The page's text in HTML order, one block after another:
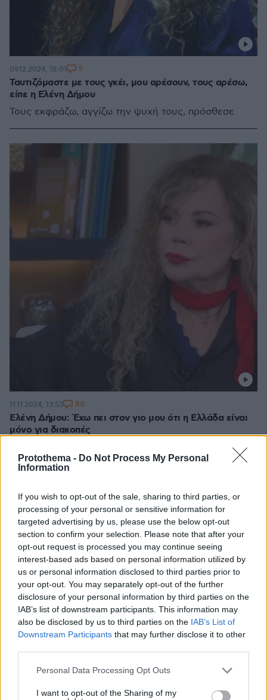
Protothema - Do Not Process My Personal
Information
If you wish to opt-out of the sale, sharing to third parties, or
processing of your personal or sensitive information for
targeted advertising by us, please use the below opt-out
section to confirm your selection. Please note that after your
opt-out request is processed you may continue seeing
interest-based ads based on personal information utilized by
us or personal information disclosed to third parties prior to
your opt-out. You may separately opt-out of the further
disclosure of your personal information by third parties on the
IAB’s list of downstream participants. This information may
also be disclosed by us to third parties on the IAB’s List of
Downstream Participants that may further disclose it to other
Please note that this website/app uses one or more Google
not limited to your visit or usage behaviour. You may click to
Personal Data Processing Opt Outs
I want to opt-out of the Sharing of my
Ταυτιζόμαστε με τους γκέι, μου αρέσουν, τους αρέσω,
είπε η Ελένη Δήμου
Τους εκφράζω, αγγίζω την ψυχή τους, πρόσθεσε
09.12.2024, 18:01 5
Ελένη Δήμου: Έχω πει στον γιο μου ότι η Ελλάδα είναι
μόνο για διακοπές
Του προτείνω να μείνει στο εξωτερικό, δήλωσε η
τραγουδίστρια
11.11.2024, 13:53 80